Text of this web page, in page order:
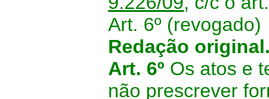
Art. 6º (revogado)
Redação
Art. 6º Os atos e
não prescrever